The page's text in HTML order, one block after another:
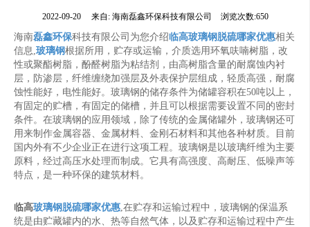
2022-09-20 来自: 海南磊鑫环保科技有限公司 浏览次数:650
海南磊鑫环保科技有限公司为您介绍临高玻璃钢脱硫哪家优惠相关
信息,玻璃钢根据所用，贮存或运输，介质选用环氧呋喃树脂，改
性或聚酯树脂，酚醛树脂为粘结剂，由高树脂含量的耐腐蚀内衬
层，防渗层，纤维缠绕加强层及外表保护层组成，轻质高强，耐腐
蚀性能好，电性能好。玻璃钢的储存条件为储罐容积在50吨以上，
有固定的贮槽，有固定的储槽，并且可以根据需要设置不同的密封
条件。在玻璃钢的应用领域，除了传统的金属储罐外，玻璃钢还可
用来制作金属容器、金属材料、金刚石材料和其他各种材质。目前
国内外有不少企业正在进行这项工程。玻璃钢是以玻璃纤维为主要
原料，经过高压水处理而制成。它具有高强度、高耐压、低噪声等
特点，是一种环保的建筑材料。
临高玻璃钢脱硫哪家优惠,在贮存和运输过程中，玻璃钢的保温系
统是由贮藏罐内的水、热等自然气体，以及贮存和运输过程中产生